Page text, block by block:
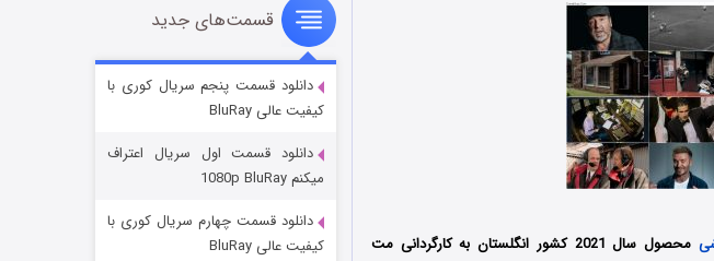
محصول سال 2021 کشور انگلستان به کارگردانی مت
سریال زشت
قسمت۲ (زیرنویس) منتشر شد
قسمت‌های جدید
دانلود قسمت پنجم سریال کوری با
کیفیت عالی BluRay
دانلود قسمت اول سریال اعتراف
میکنم 1080p BluRay
دانلود قسمت چهارم سریال کوری با
کیفیت عالی BluRay